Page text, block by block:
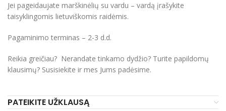
Jei pageidaujate marškinėlių su vardu – vardą įrašykite
taisyklingomis lietuviškomis raidėmis.
Pagaminimo terminas – 2-3 d.d.
Reikia greičiau? Nerandate tinkamo dydžio? Turite papildomų
klausimų? Susisiekite ir mes Jums padėsime.
PATEIKITE UŽKLAUSĄ